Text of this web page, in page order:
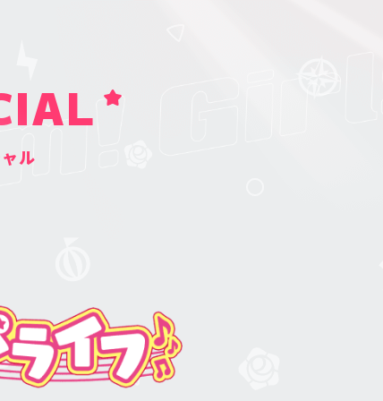
ル